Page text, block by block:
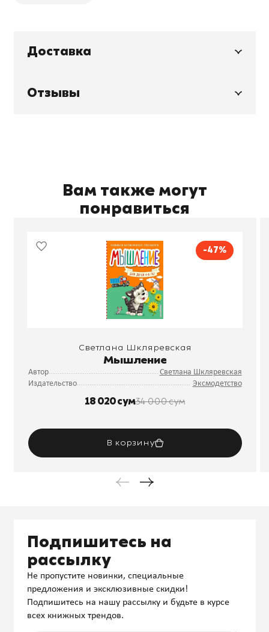
Доставка
Отзывы
Вам также могут
понравиться
-47%
Светлана Шкляревская
Мышление
Автор
Светлана Шкляревская
Издательство
Эксмодетство
18 020 сум34 000 сум
В корзину
Подпишитесь на
рассылку
Не пропустите новинки, специальные
предложения и эксклюзивные скидки!
Подпишитесь на нашу рассылку и будьте в курсе
всех книжных трендов.